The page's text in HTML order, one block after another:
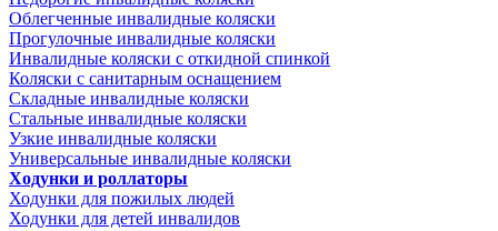
Облегченные инвалидные коляски
Прогулочные инвалидные коляски
Инвалидные коляски с откидной спинкой
Коляски с санитарным оснащением
Складные инвалидные коляски
Стальные инвалидные коляски
Узкие инвалидные коляски
Универсальные инвалидные коляски
Ходунки и роллаторы
Ходунки для пожилых людей
Ходунки для детей инвалидов